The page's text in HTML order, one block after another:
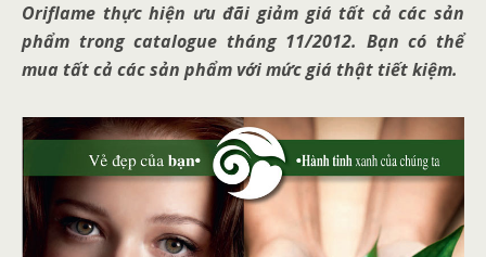
Oriflame thực hiện ưu đãi giảm giá tất cả các sản
phẩm trong catalogue tháng 11/2012. Bạn có thể
mua tất cả các sản phẩm với mức giá thật tiết kiệm.